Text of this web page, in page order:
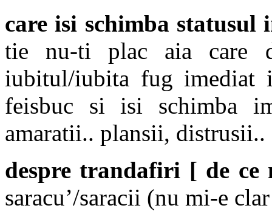
care isi schimba statusul
tie nu-ti plac aia care
iubitul/iubita fug imediat
feisbuc si isi schimba
amaratii.. plansii, distrusii..
despre trandafiri [ de ce
saracu’/saracii (nu mi-e